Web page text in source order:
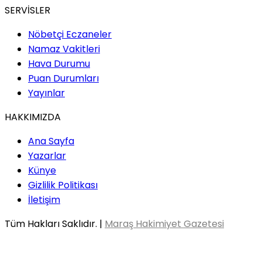
SERVİSLER
Nöbetçi Eczaneler
Namaz Vakitleri
Hava Durumu
Puan Durumları
Yayınlar
HAKKIMIZDA
Ana Sayfa
Yazarlar
Künye
Gizlilik Politikası
İletişim
Tüm Hakları Saklıdır. | Maraş Hakimiyet Gazetesi